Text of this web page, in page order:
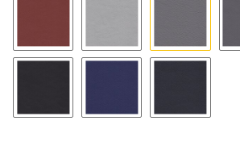
1367 - karmesin1355 - silbergrau hell
1357 -